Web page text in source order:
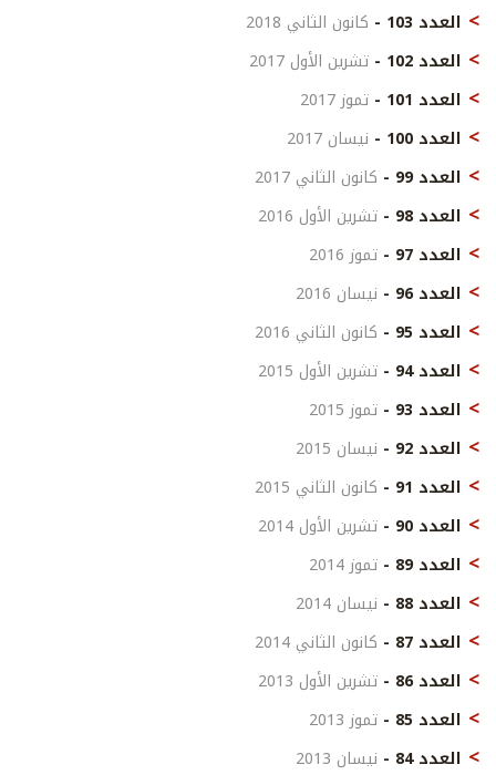
العدد 103 -
كانون الثاني 2018
العدد 102 -
تشرين الأول 2017
العدد 101 -
تموز 2017
العدد 100 -
نيسان 2017
العدد 99 -
كانون الثاني 2017
العدد 98 -
تشرين الأول 2016
العدد 97 -
تموز 2016
العدد 96 -
نيسان 2016
العدد 95 -
كانون الثاني 2016
العدد 94 -
تشرين الأول 2015
العدد 93 -
تموز 2015
العدد 92 -
نيسان 2015
العدد 91 -
كانون الثاني 2015
العدد 90 -
تشرين الأول 2014
العدد 89 -
تموز 2014
العدد 88 -
نيسان 2014
العدد 87 -
كانون الثاني 2014
العدد 86 -
تشرين الأول 2013
العدد 85 -
تموز 2013
العدد 84 -
نيسان 2013